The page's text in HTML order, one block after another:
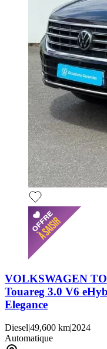
VOLKSWAGEN
Touareg 3.0 V6
Elegance
Diesel|49,600 km|2024
Automatique